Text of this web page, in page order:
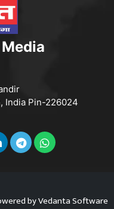
India Pin-226024
byVedanta Software